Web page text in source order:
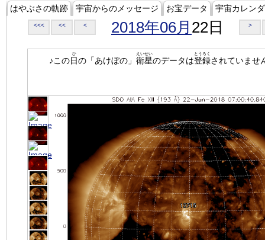
はやぶさの軌跡 宇宙からのメッセージ お宝データ 宇宙カレン
<<< << < 2018年06月 22日 >
♪この日
ひ
の「あけぼの」 衛星
えいせい
のデータは登録
とうろく
されていませ